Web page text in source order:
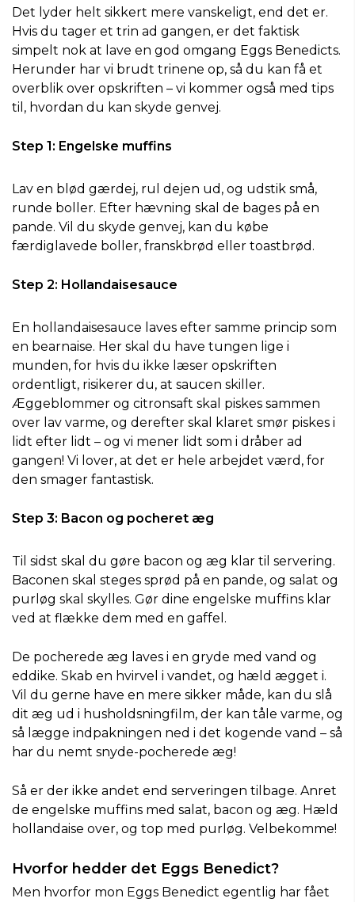
Det lyder helt sikkert mere vanskeligt, end det er.
Hvis du tager et trin ad gangen, er det faktisk
simpelt nok at lave en god omgang Eggs Benedicts.
Herunder har vi brudt trinene op, så du kan få et
overblik over opskriften – vi kommer også med tips
til, hvordan du kan skyde genvej.
Step 1: Engelske muffins
Lav en blød gærdej, rul dejen ud, og udstik små,
runde boller. Efter hævning skal de bages på en
pande. Vil du skyde genvej, kan du købe
færdiglavede boller, franskbrød eller toastbrød.
Step 2: Hollandaisesauce
En hollandaisesauce laves efter samme princip som
en bearnaise. Her skal du have tungen lige i
munden, for hvis du ikke læser opskriften
ordentligt, risikerer du, at saucen skiller.
Æggeblommer og citronsaft skal piskes sammen
over lav varme, og derefter skal klaret smør piskes i
lidt efter lidt – og vi mener lidt som i dråber ad
gangen! Vi lover, at det er hele arbejdet værd, for
den smager fantastisk.
Step 3: Bacon og pocheret æg
Til sidst skal du gøre bacon og æg klar til servering.
Baconen skal steges sprød på en pande, og salat og
purløg skal skylles. Gør dine engelske muffins klar
ved at flække dem med en gaffel.
De pocherede æg laves i en gryde med vand og
eddike. Skab en hvirvel i vandet, og hæld ægget i.
Vil du gerne have en mere sikker måde, kan du slå
dit æg ud i husholdsningfilm, der kan tåle varme, og
så lægge indpakningen ned i det kogende vand – så
har du nemt snyde-pocherede æg!
Så er der ikke andet end serveringen tilbage. Anret
de engelske muffins med salat, bacon og æg. Hæld
hollandaise over, og top med purløg. Velbekomme!
Hvorfor hedder det Eggs Benedict?
Men hvorfor mon Eggs Benedict egentlig har fået